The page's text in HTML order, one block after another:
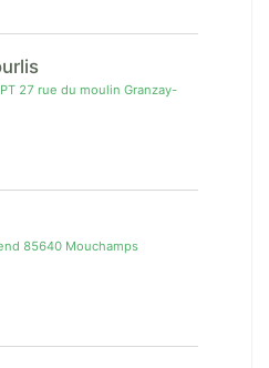
27 rue du moulin Granzay-
85640 Mouchamps